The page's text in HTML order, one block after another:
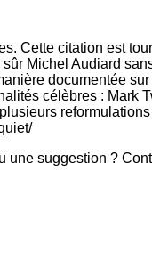
Cette citation est
Michel Audiard
documentée
célèbres :
une suggestion ?